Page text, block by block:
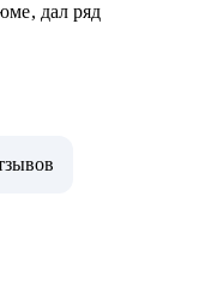
дал ряд